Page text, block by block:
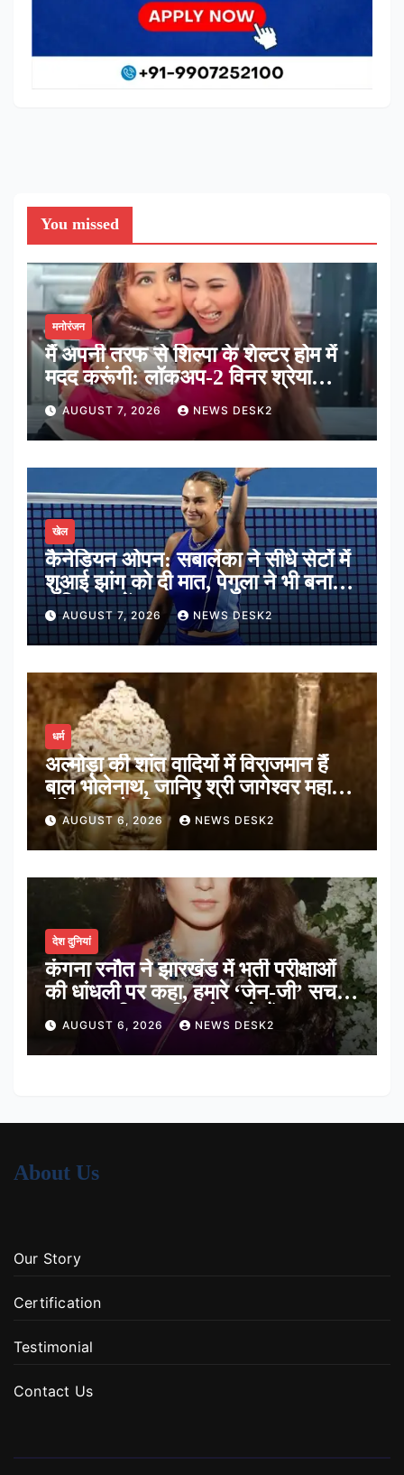
You missed
मनोरंजन
मैं अपनी तरफ से शिल्पा के शेल्टर होम में
मदद करूंगी: लॉकअप-2 विनर श्रेया
कालरा
AUGUST 7, 2026 NEWS DESK2
खेल
कैनेडियन ओपन: सबालेंका ने सीधे सेटों में
शुआई झांग को दी मात, पेगुला ने भी बनाई
अंतिम 16 में जगह
AUGUST 7, 2026 NEWS DESK2
धर्म
अल्मोड़ा की शांत वादियों में विराजमान हैं
बाल भोलेनाथ, जानिए श्री जागेश्वर महादेव
मंदिर का पौराणिक इतिहास
AUGUST 6, 2026 NEWS DESK2
देश दुनियां
कंगना रनौत ने झारखंड में भर्ती परीक्षाओं
की धांधली पर कहा, हमारे ‘जेन-जी’ सच में
हर तरह की तकलीफ झेल रहे हैं
AUGUST 6, 2026 NEWS DESK2
About Us
Our Story
Certification
Testimonial
Contact Us